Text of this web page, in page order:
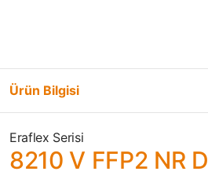
Ürün Bilgisi
Eraflex Serisi
8210 V FFP2 NR D